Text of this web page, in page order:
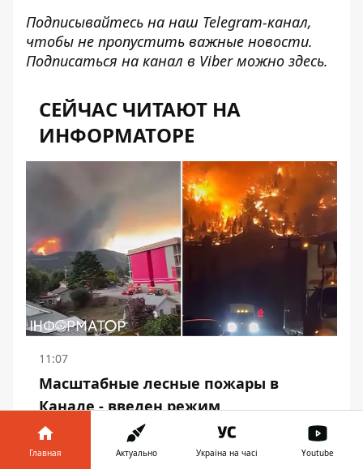
Подписывайтесь на наш Telegram-канал,
чтобы не пропустить важные новости.
Подписаться на канал в Viber можно здесь.
СЕЙЧАС ЧИТАЮТ НА
ИНФОРМАТОРЕ
11:07
Масштабные лесные пожары в
Канаде - введен режим
чрезвычайного положения,
выехали более 20 тысяч человек
Главная Актуально Україна на часі Youtube